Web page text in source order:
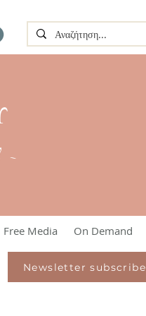
Free Media On Demand
Newsletter subscribe